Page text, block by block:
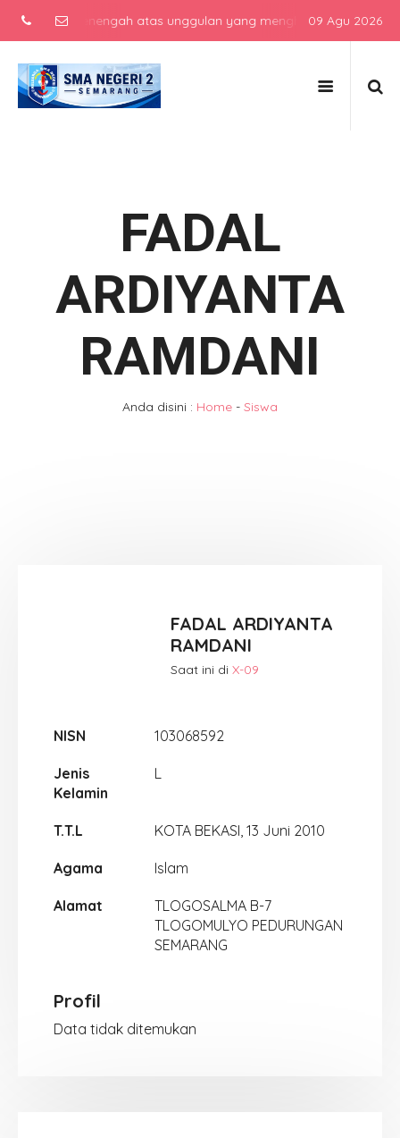
sekolah menengah atas unggulan yang menghasilkan lulusan
09 Agu 2026
FADAL
ARDIYANTA
RAMDANI
Anda disini : Home - Siswa
FADAL ARDIYANTA
RAMDANI
Saat ini di X-09
NISN 103068592
Jenis
Kelamin
L
T.T.L KOTA BEKASI, 13 Juni 2010
Agama Islam
Alamat
TLOGOSALMA B-7
TLOGOMULYO PEDURUNGAN
SEMARANG
Profil
Data tidak ditemukan